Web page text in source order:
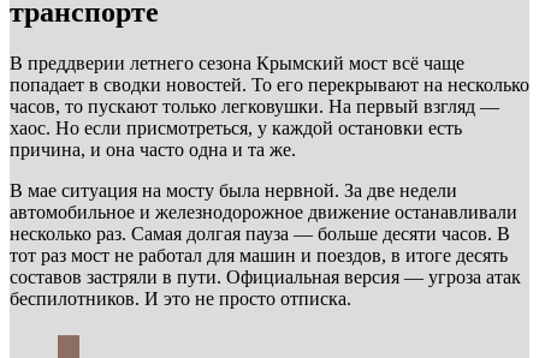
транспорте
В преддверии летнего сезона Крымский мост всё чаще
попадает в сводки новостей. То его перекрывают на несколько
часов, то пускают только легковушки. На первый взгляд —
хаос. Но если присмотреться, у каждой остановки есть
причина, и она часто одна и та же.
В мае ситуация на мосту была нервной. За две недели
автомобильное и железнодорожное движение останавливали
несколько раз. Самая долгая пауза — больше десяти часов. В
тот раз мост не работал для машин и поездов, в итоге десять
составов застряли в пути. Официальная версия — угроза атак
беспилотников. И это не просто отписка.